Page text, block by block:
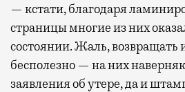
— кстати, благодаря
страницы многие из них
состоянии. Жаль, возвращать
бесполезно — на них
заявления об утере, да и